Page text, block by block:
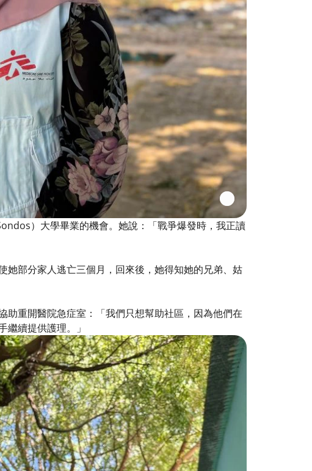
）大學畢業的機會。她說：「戰爭爆發時，我正讀
她部分家人逃亡三個月，回來後，她得知她的兄弟、姑
重開醫院急症室：「我們只想幫助社區，因為他們在
續提供護理。」